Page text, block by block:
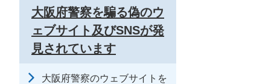
大阪府警察を騙る偽のウ
ェブサイト及びSNSが発
見されています
大阪府警察のウェブサイトを